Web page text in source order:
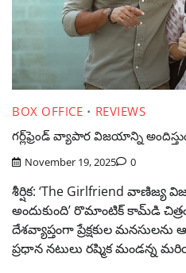
BOX OFFICE
REVIEWS
గర్ల్‌ఫ్రెండ్ వ్యాపార విజయాన్ని
November 19, 2025 0
శీర్షిక: ‘The Girlfriend వాణిజ్య
అందుకుంది’ రొమాంటిక్ కామ్‌డి
దేశవ్యాప్తంగా ప్రేక్షకుల
ప్రధాన నటులు రష్మిక మండన్న